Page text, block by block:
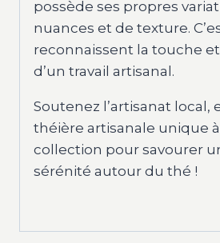
possède ses propres
nuances et de texture.
reconnaissent la touche
d’un travail artisanal.
Soutenez l’artisanat local,
théière artisanale unique
collection pour savourer
sérénité autour du thé !